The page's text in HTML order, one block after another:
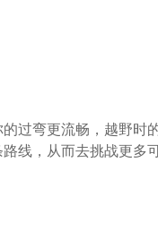
过弯更流畅，越野时
线，从而去挑战更多可